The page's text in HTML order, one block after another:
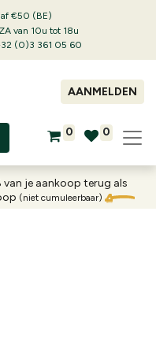
€50 (BE)
van 10u tot 18u
(0)3 361 05 60
AANMELDEN
0 0
van je aankoop terug als
(niet cumuleerbaar)